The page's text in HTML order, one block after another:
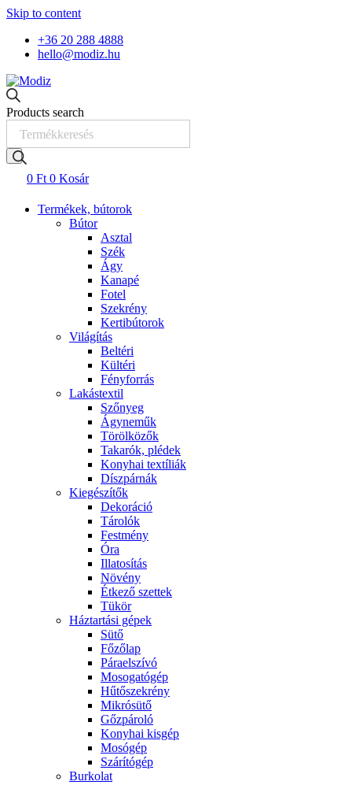
Skip to content
+36 20 288 4888
hello@modiz.hu
Products search
0 Ft 0 Kosár
Termékek, bútorok
Bútor
Asztal
Szék
Ágy
Kanapé
Fotel
Szekrény
Kertibútorok
Világítás
Beltéri
Kültéri
Fényforrás
Lakástextil
Szőnyeg
Ágyneműk
Törölközők
Takarók, plédek
Konyhai textíliák
Díszpárnák
Kiegészítők
Dekoráció
Tárolók
Festmény
Óra
Illatosítás
Növény
Étkező szettek
Tükör
Háztartási gépek
Sütő
Főzőlap
Páraelszívó
Mosogatógép
Hűtőszekrény
Mikrósütő
Gőzpároló
Konyhai kisgép
Mosógép
Szárítógép
Burkolat